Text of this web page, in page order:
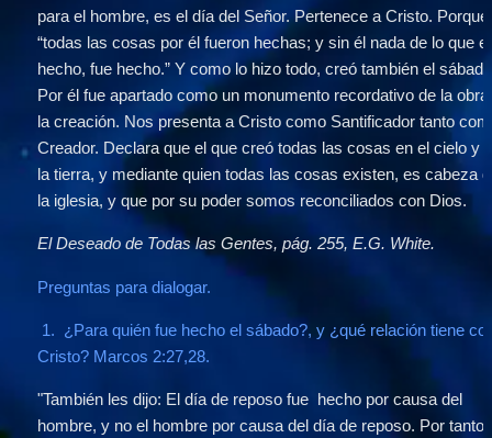
para el hombre, es el día del Señor. Pertenece a Cristo. Porque
“todas las cosas por él fueron hechas; y sin él nada de lo que
hecho, fue hecho.” Y como lo hizo todo, creó también el
Por él fue apartado como un monumento recordativo de la
la creación. Nos presenta a Cristo como Santificador tanto
Creador. Declara que el que creó todas las cosas en el cielo y
la tierra, y mediante quien todas las cosas existen, es cabeza
la iglesia, y que por su poder somos reconciliados con Dios.
El Deseado de Todas las Gentes, pág. 255, E.G. White.
Preguntas para dialogar.
Cristo? Marcos 2:27,28.
"También les dijo: El día de reposo fue  hecho por causa del
hombre, y no el hombre por causa del día de reposo. Por